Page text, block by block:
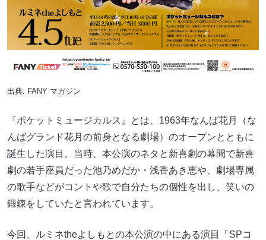
出典: FANY マガジン
『ポケットミュージカルス』とは、1963年なんば花月（な
んばグランド花月の前身となる劇場）のオープンとともに
誕生した演目。当時、本公演のネタと新喜劇の幕間で新喜
劇の若手座員だった池乃めだか・浅香あき恵や、劇場専属
の歌手などがコントや歌で自分たちの個性を出し、笑いの
鍛錬をしていたと言われています。
今回、ルミネtheよしもとの本公演の中にある演目「SPコ